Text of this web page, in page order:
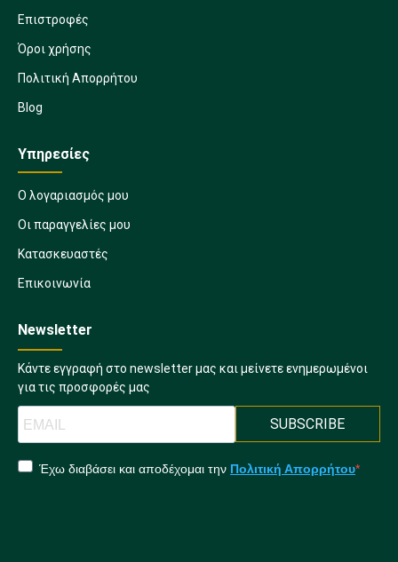
Επιστροφές
Όροι χρήσης
Πολιτική Απορρήτου
Blog
Υπηρεσίες
Ο λογαριασμός μου
Οι παραγγελίες μου
Κατασκευαστές
Επικοινωνία
Newsletter
Κάντε εγγραφή στο newsletter μας και μείνετε ενημερωμένοι
για τις προσφορές μας
SUBSCRIBE
Έχω διαβάσει και αποδέχομαι την Πολιτική Απορρήτου